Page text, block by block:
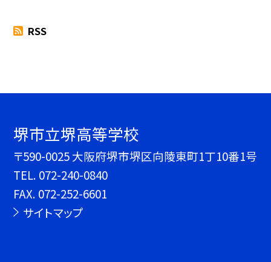
RSS
堺市立堺高等学校
〒590-0025 大阪府堺市堺区向陵東町1丁10番1号
TEL. 072-240-0840
FAX. 072-252-6601
サイトマップ